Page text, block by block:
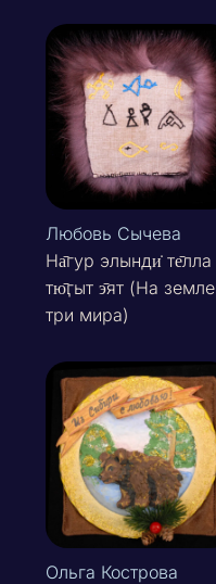
Любовь Сычева
На̄гур элынди̇ те̄лла
тю̄ӷыт э̄ят (На земле
три мира)
Ольга Кострова